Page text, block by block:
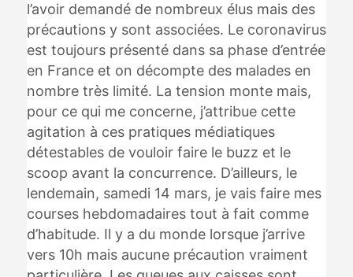
l’avoir demandé de nombreux élus mais des
précautions y sont associées. Le coronavirus
est toujours présenté dans sa phase d’entrée
en France et on décompte des malades en
nombre très limité. La tension monte mais,
pour ce qui me concerne, j’attribue cette
agitation à ces pratiques médiatiques
détestables de vouloir faire le buzz et le
scoop avant la concurrence. D’ailleurs, le
lendemain, samedi 14 mars, je vais faire mes
courses hebdomadaires tout à fait comme
d’habitude. Il y a du monde lorsque j’arrive
vers 10h mais aucune précaution vraiment